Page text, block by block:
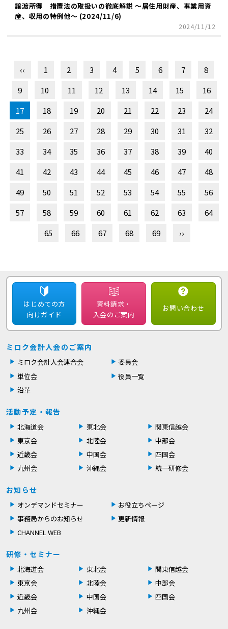
譲渡所得 措置法の取扱いの徹底解説 ～居住用財産、事業用資
産、収用の特例他～ (2024/11/6)
2024/11/12
‹‹ 1 2 3 4 5 6 7
8
9
10 11 12 13 14 15
16
17
18 19 20 21 22 23
24
25
26 27 28 29 30 31
32
33
34 35 36 37 38 39
40
41
42 43 44 45 46 47
48
49
50 51 52 53 54 55
56
57
58 59 60 61 62 63
64
65
66 67 68 69 ››
はじめての方
向けガイド
資料請求・
入会のご案内
お問い合わせ
ミロク会計人会のご案内
ミロク会計人会連合会
委員会
単位会
役員一覧
沿革
活動予定・報告
北海道会 東北会
関東信越会
東京会
北陸会
中部会
近畿会
中国会
四国会
九州会
沖縄会 統一研修会
お知らせ
オンデマンドセミナー
お役立ちページ
事務局からのお知らせ
更新情報
CHANNEL WEB
研修・セミナー
北海道会 東北会
関東信越会
東京会
北陸会
中部会
近畿会
中国会
四国会
九州会
沖縄会